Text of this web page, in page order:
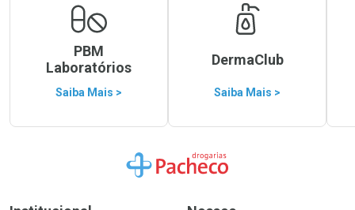
PBM
Laboratórios
Saiba Mais >
DermaClub
Saiba Mais >
Ir para a Home